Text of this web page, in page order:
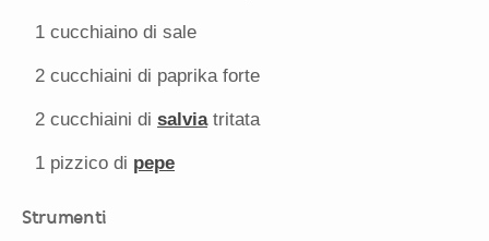
1 cucchiaino di sale
2 cucchiaini di paprika forte
2 cucchiaini di salviatritata
1 pizzico di pepe
Strumenti